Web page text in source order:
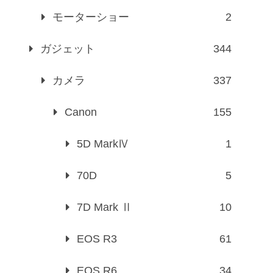
モーターショー 2
ガジェット 344
カメラ 337
Canon 155
5D MarkⅣ 1
70D 5
7D Mark Ⅱ 10
EOS R3 61